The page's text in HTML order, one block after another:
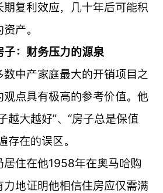
复利效应，几十年后可能积
产。
：财务压力的源泉
中产家庭最大的开销项目之
点具有极高的参考价值。他
越大越好”、“房子总是保值
存在的误区。
住在他1958年在奥马哈购
力地证明他相信住房应仅需满